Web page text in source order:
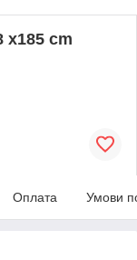
x185 cm
Оплата Умови